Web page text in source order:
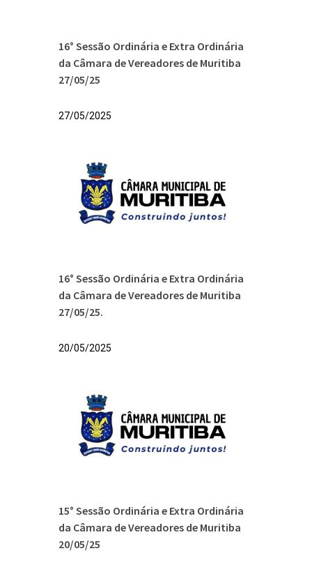
16° Sessão Ordinária e Extra Ordinária
da Câmara de Vereadores de Muritiba
27/05/25
27/05/2025
16° Sessão Ordinária e Extra Ordinária
da Câmara de Vereadores de Muritiba
27/05/25.
20/05/2025
15° Sessão Ordinária e Extra Ordinária
da Câmara de Vereadores de Muritiba
20/05/25